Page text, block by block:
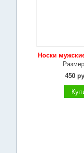
Носки
450